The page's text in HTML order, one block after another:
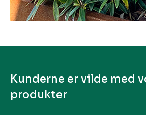
Kunderne er vilde med
produkter